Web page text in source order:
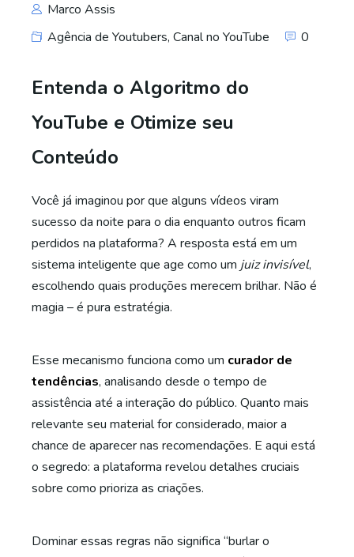
Marco Assis
Agência de Youtubers, Canal no YouTube 0
Entenda o Algoritmo do
YouTube e Otimize seu
Conteúdo
Você já imaginou por que alguns vídeos viram
sucesso da noite para o dia enquanto outros ficam
perdidos na plataforma? A resposta está em um
sistema inteligente que age como um juiz invisível,
escolhendo quais produções merecem brilhar. Não é
magia – é pura estratégia.
Esse mecanismo funciona como um curador de
tendências, analisando desde o tempo de
assistência até a interação do público. Quanto mais
relevante seu material for considerado, maior a
chance de aparecer nas recomendações. E aqui está
o segredo: a plataforma revelou detalhes cruciais
sobre como prioriza as criações.
Dominar essas regras não significa “burlar o